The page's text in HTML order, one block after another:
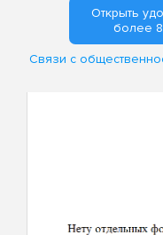
Открыть
более
Связи с